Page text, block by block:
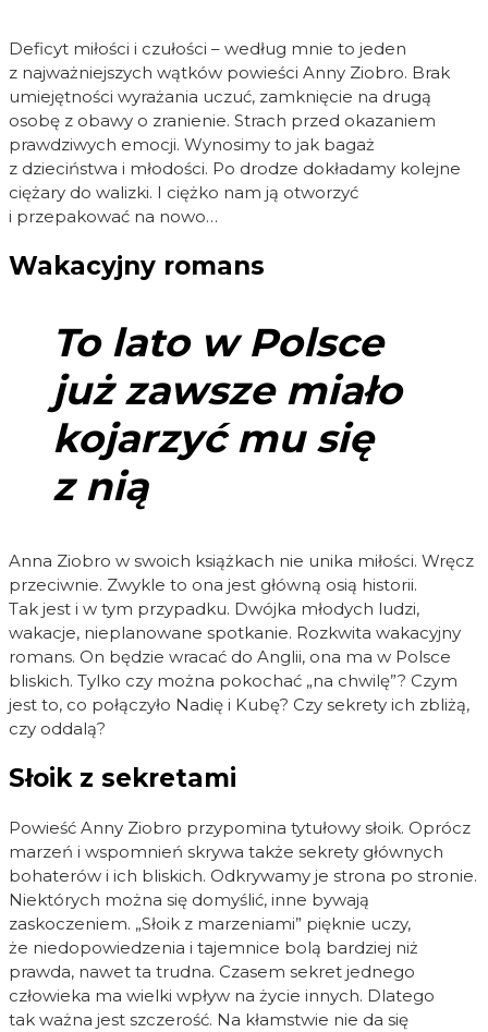
Deficyt miłości i czułości – według mnie to jeden
z najważniejszych wątków powieści Anny Ziobro. Brak
umiejętności wyrażania uczuć, zamknięcie na drugą
osobę z obawy o zranienie. Strach przed okazaniem
prawdziwych emocji. Wynosimy to jak bagaż
z dzieciństwa i młodości. Po drodze dokładamy kolejne
ciężary do walizki. I ciężko nam ją otworzyć
i przepakować na nowo…
Wakacyjny romans
To lato w Polsce
już zawsze miało
kojarzyć mu się
z nią
Anna Ziobro w swoich książkach nie unika miłości. Wręcz
przeciwnie. Zwykle to ona jest główną osią historii.
Tak jest i w tym przypadku. Dwójka młodych ludzi,
wakacje, nieplanowane spotkanie. Rozkwita wakacyjny
romans. On będzie wracać do Anglii, ona ma w Polsce
bliskich. Tylko czy można pokochać „na chwilę”? Czym
jest to, co połączyło Nadię i Kubę? Czy sekrety ich zbliżą,
czy oddalą?
Słoik z sekretami
Powieść Anny Ziobro przypomina tytułowy słoik. Oprócz
marzeń i wspomnień skrywa także sekrety głównych
bohaterów i ich bliskich. Odkrywamy je strona po stronie.
Niektórych można się domyślić, inne bywają
zaskoczeniem. „Słoik z marzeniami” pięknie uczy,
że niedopowiedzenia i tajemnice bolą bardziej niż
prawda, nawet ta trudna. Czasem sekret jednego
człowieka ma wielki wpływ na życie innych. Dlatego
tak ważna jest szczerość. Na kłamstwie nie da się